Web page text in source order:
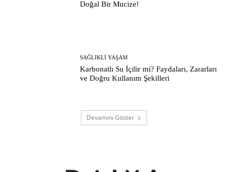
Doğal Bir Mucize!
SAĞLIKLI YAŞAM
Karbonatlı Su İçilir mi? Faydaları, Zararları
ve Doğru Kullanım Şekilleri
Devamını Göster